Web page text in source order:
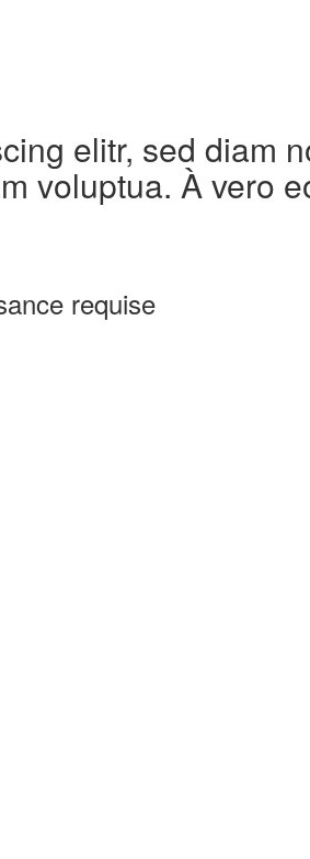
elitr, sed diam
voluptua. À vero
requise